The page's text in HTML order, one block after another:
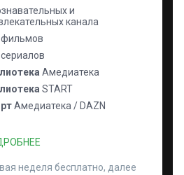
и
канала
фильмов
сериалов
Амедиатека
START
Амедиатека / DAZN
неделя бесплатно, далее